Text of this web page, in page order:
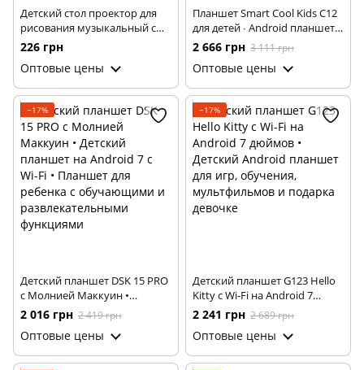
Детский стол проектор для
рисования музыкальный с
подсветкой Progector
Paintining ∙ Столик для
рисования с проектором
Жираф для детей
226 грн
Оптовые цены
Планшет Smart Cool Kids C12
для детей ∙ Android планшет с
дисплеем 7 дюймов Smart
Cool Kids C12
2 666 грн 3 111 грн
Оптовые цены
−17%
Детский планшет DSK 15 PRO
с Молнией Маккуин •
Детский планшет на Android
7 с Wi-Fi • Планшет для
ребенка с обучающими и
развлекательными
2 016 грн 2 419 грн
Оптовые цены
−17%
Детский планшет G123 Hello
Kitty с Wi-Fi на Android 7
дюймов • Детский Android
планшет для игр, обучения,
мультфильмов и подарка
девочке
2 241 грн 2 689 грн
Оптовые цены